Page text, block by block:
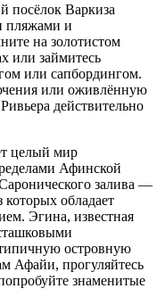
посёлок Варкиза
пляжами и
на золотистом
или займитесь
или сапбордингом.
или оживлённую
действительно
целый мир
Афинской
залива —
обладает
Эгина, известная
типичную островную
Афайи, прогуляйтесь
знаменитые